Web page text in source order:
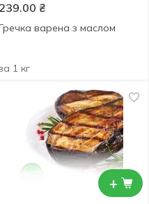
239.00 ₴
варена з маслом
1 кг
+